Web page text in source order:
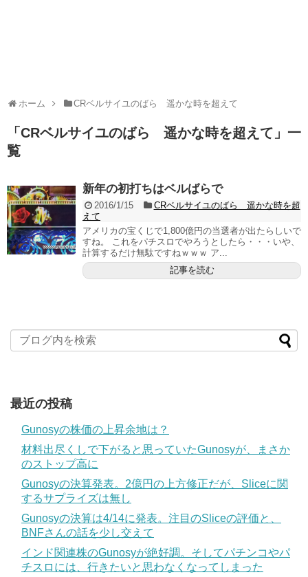
ホーム CRベルサイユのばら 遥かな時を超えて
「 CRベルサイユのばら 遥かな時を超えて 」 一
覧
新年の初打ちはベルばらで
2016/1/15
CRベルサイユのばら 遥かな時を超
えて
アメリカの宝くじで1,800億円の当選者が出たらしいで
すね。 これをパチスロでやろうとしたら・・・いや、
計算するだけ無駄ですねｗｗｗ ア...
記事を読む
最近の投稿
Gunosyの株価の上昇余地は？
材料出尽くしで下がると思っていたGunosyが、まさか
のストップ高に
Gunosyの決算発表。2億円の上方修正だが、Sliceに関
するサプライズは無し
Gunosyの決算は4/14に発表。注目のSliceの評価と、
BNFさんの話を少し交えて
インド関連株のGunosyが絶好調。そしてパチンコやパ
チスロには、行きたいと思わなくなってしまった